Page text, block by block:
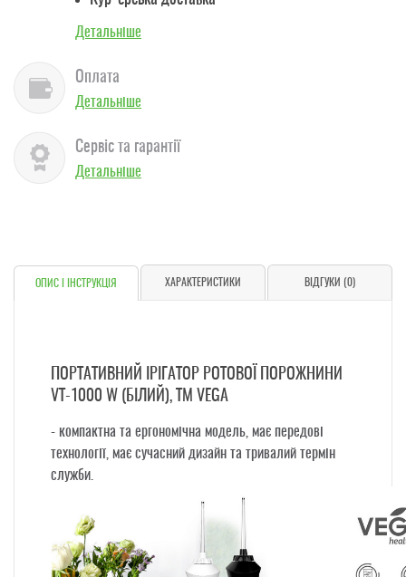
Детальніше
Оплата
Детальніше
Сервіс та гарантії
Детальніше
ОПИС І ІНСТРУКЦІЯ ХАРАКТЕРИСТИКИ ВІДГУКИ (0)
ПОРТАТИВНИЙ ІРІГАТОР РОТОВОЇ ПОРОЖНИНИ
VT-1000 W (БІЛИЙ), ТМ VEGA
- компактна та ергономічна модель, має передові
технології, має сучасний дизайн та тривалий термін
служби.